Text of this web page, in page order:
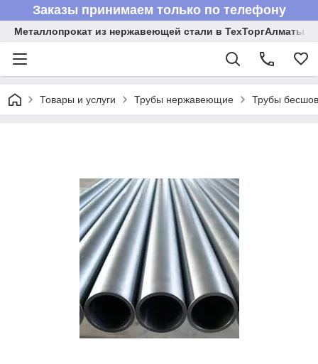
Заказы принимаем только по телефону
Металлопрокат из нержавеющей стали в ТехТоргАлматы
Товары и услуги Трубы нержавеющие Трубы